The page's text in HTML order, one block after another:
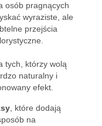
osób pragnących
wyraziste, ale
przejścia
tych, którzy wolą
naturalny i
efekt.
, które dodają
na